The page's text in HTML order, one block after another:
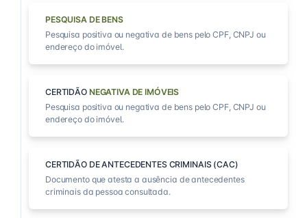
PESQUISA DE BENS
Pesquisa positiva ou negativa de bens pelo CPF, CNPJ ou
endereço do imóvel.
CERTIDÃO NEGATIVA DE IMÓVEIS
Pesquisa positiva ou negativa de bens pelo CPF, CNPJ ou
endereço do imóvel.
CERTIDÃO DE ANTECEDENTES CRIMINAIS (CAC)
Documento que atesta a ausência de antecedentes
criminais da pessoa consultada.